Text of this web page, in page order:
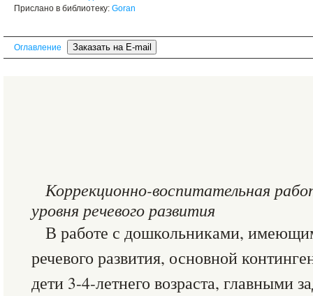
Прислано в библиотеку: Goran
Оглавление
Коррекционно-воспитательная
уровня речевого развития
В работе с дошкольниками,
речевого развития, основной
дети 3-4-летнего возраста, главными